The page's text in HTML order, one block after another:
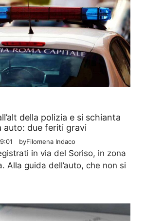
della polizia e si schianta
auto: due feriti gravi
byFilomena Indaco
in via del Soriso, in zona
Alla guida dell’auto, che non si